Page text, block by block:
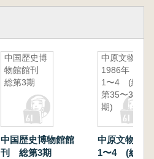
中国歴史博
物館館刊
総第3期
中国歴史博物館館
刊 総第3期
中原文物
1986年
1〜4 (総
第35〜38
期)
中原文物
1〜4 (総第